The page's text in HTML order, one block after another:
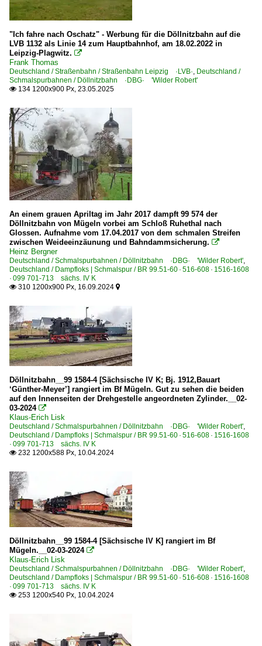
"Ich fahre nach Oschatz" - Werbung für die Döllnitzbahn auf die
LVB 1132 als Linie 14 zum Hauptbahnhof, am 18.02.2022 in
Leipzig-Plagwitz. 
Frank Thomas
Deutschland / Straßenbahn / Straßenbahn Leipzig ·LVB·, Deutschland /
Schmalspurbahnen / Döllnitzbahn ·DBG· 'Wilder Robert'
 134 1200x900 Px, 23.05.2025
An einem grauen Apriltag im Jahr 2017 dampft 99 574 der
Döllnitzbahn von Mügeln vorbei am Schloß Ruhethal nach
Glossen. Aufnahme vom 17.04.2017 von dem schmalen Streifen
zwischen Weideeinzäunung und Bahndammsicherung. 
Heinz Bergner
Deutschland / Schmalspurbahnen / Döllnitzbahn ·DBG· 'Wilder Robert',
Deutschland / Dampfloks | Schmalspur / BR 99.51-60 · 516-608 · 1516-1608
· 099 701-713 sächs. IV K
 310 1200x900 Px, 16.09.2024 
Döllnitzbahn__99 1584-4 [Sächsische IV K; Bj. 1912,Bauart
‘Günther-Meyer’] rangiert im Bf Mügeln. Gut zu sehen die beiden
auf den Innenseiten der Drehgestelle angeordneten Zylinder.__02-
03-2024 
Klaus-Erich Lisk
Deutschland / Schmalspurbahnen / Döllnitzbahn ·DBG· 'Wilder Robert',
Deutschland / Dampfloks | Schmalspur / BR 99.51-60 · 516-608 · 1516-1608
· 099 701-713 sächs. IV K
 232 1200x588 Px, 10.04.2024
Döllnitzbahn__99 1584-4 [Sächsische IV K] rangiert im Bf
Mügeln.__02-03-2024 
Klaus-Erich Lisk
Deutschland / Schmalspurbahnen / Döllnitzbahn ·DBG· 'Wilder Robert',
Deutschland / Dampfloks | Schmalspur / BR 99.51-60 · 516-608 · 1516-1608
· 099 701-713 sächs. IV K
 253 1200x540 Px, 10.04.2024